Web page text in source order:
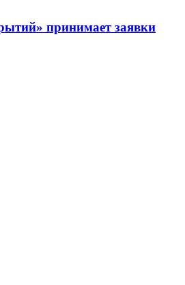
принимает заявки